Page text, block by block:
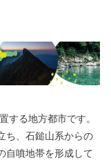
する地方都市です。
ち、石鎚山系からの
自噴地帯を形成して